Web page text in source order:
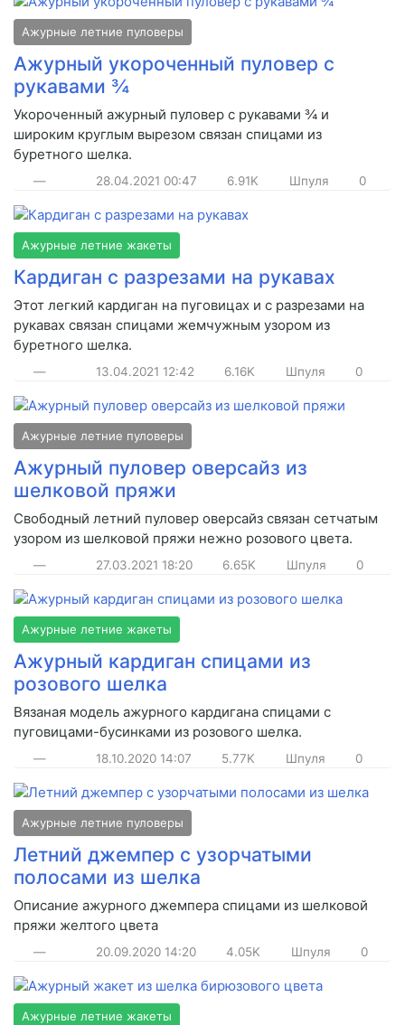
Ажурные летние пуловеры
Ажурный укороченный пуловер с
рукавами ¾
Укороченный ажурный пуловер с рукавами ¾ и
широким круглым вырезом связан спицами из
буретного шелка.
— 28.04.2021 00:47 6.91K Шпуля 0
Ажурные летние жакеты
Кардиган с разрезами на рукавах
Этот легкий кардиган на пуговицах и с разрезами на
рукавах связан спицами жемчужным узором из
буретного шелка.
— 13.04.2021 12:42 6.16K Шпуля 0
Ажурные летние пуловеры
Ажурный пуловер оверсайз из
шелковой пряжи
Свободный летний пуловер оверсайз связан сетчатым
узором из шелковой пряжи нежно розового цвета.
— 27.03.2021 18:20 6.65K Шпуля 0
Ажурные летние жакеты
Ажурный кардиган спицами из
розового шелка
Вязаная модель ажурного кардигана спицами с
пуговицами-бусинками из розового шелка.
— 18.10.2020 14:07 5.77K Шпуля 0
Ажурные летние пуловеры
Летний джемпер с узорчатыми
полосами из шелка
Описание ажурного джемпера спицами из шелковой
пряжи желтого цвета
— 20.09.2020 14:20 4.05K Шпуля 0
Ажурные летние жакеты